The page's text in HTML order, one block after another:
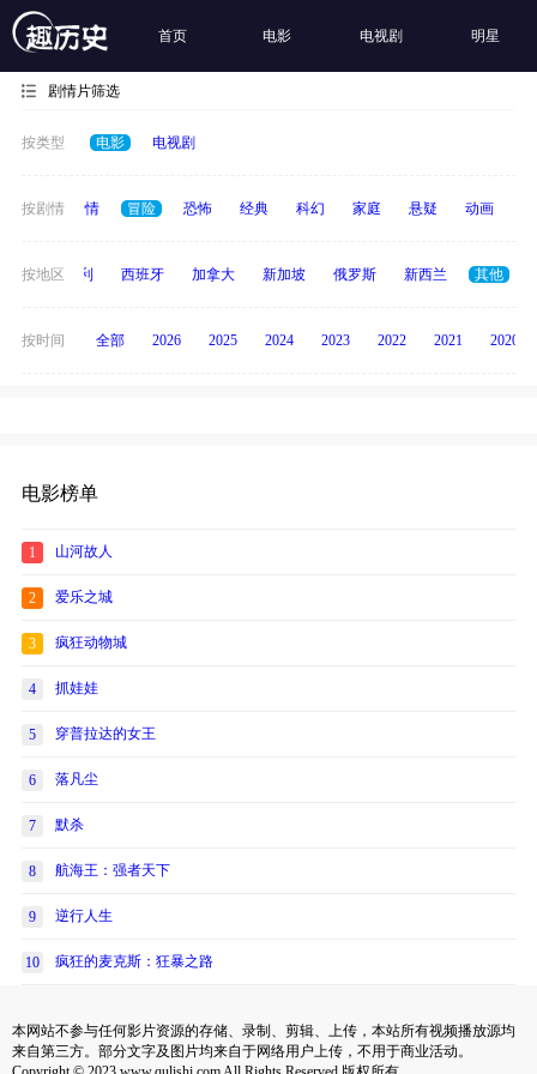
首页 电影 电视剧 明星
剧情片筛选
按类型 电影 电视剧
按剧情
喜剧 爱情 冒险 恐怖 经典 科幻 家庭 悬疑 动画
按地区
度 意大利 西班牙 加拿大 新加坡 俄罗斯 新西兰 其他
按时间 全部 2026 2025 2024 2023 2022 2021 2020
电影榜单
1 山河故人
2 爱乐之城
3 疯狂动物城
4 抓娃娃
5 穿普拉达的女王
6 落凡尘
7 默杀
8 航海王：强者天下
9 逆行人生
10 疯狂的麦克斯：狂暴之路
本网站不参与任何影片资源的存储、录制、剪辑、上传，本站所有视频播放源均
来自第三方。部分文字及图片均来自于网络用户上传，不用于商业活动。